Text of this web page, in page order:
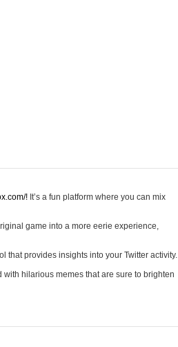
! It’s a fun platform where you can mix
game into a more eerie experience,
that provides insights into your Twitter activity.
with hilarious memes that are sure to brighten